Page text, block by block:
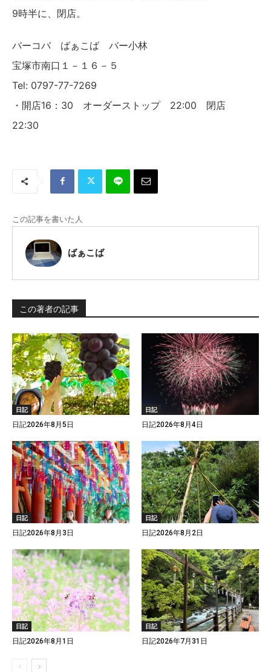
9時半に、閉店。
バーコバ ばぁこば バー小林
宝塚市南口１－１６－５
Tel: 0797-77-7269
・開店16：30 オーダーストップ 22:00 閉店
22:30
この記事を書いた人
ばぁこば
この著者の記事
日記
日記2026年8月5日
日記
日記2026年8月4日
日記
日記2026年8月3日
日記
日記2026年8月2日
日記
日記2026年8月1日
日記
日記2026年7月31日